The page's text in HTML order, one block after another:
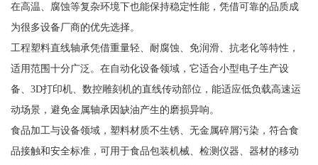
在高温、腐蚀等复杂环境下也能保持稳定性能，凭借可靠的品质成
为很多设备厂商的优先选择。
工程塑料直线轴承凭借重量轻、耐腐蚀、免润滑、抗老化等特性，
适用范围十分广泛。在自动化设备领域，它适合小型电子生产设
备、3D打印机、数控雕刻机的直线传动部位，能适应低负载高速运
动场景，避免金属轴承因缺油产生的磨损异响。
食品加工与设备领域，塑料材质不生锈、无金属碎屑污染，符合食
品接触和安全标准，可用于食品包装机械、检测仪器、器材的移动